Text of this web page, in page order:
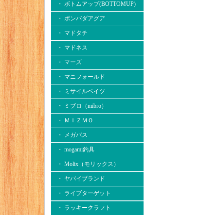
・ ボトムアップ(BOTTOMUP)
・ ボンバダアグア
・ マドタチ
・ マドネス
・ マーズ
・ マニフォールド
・ ミサイルベイツ
・ ミブロ（mibro）
・ ＭＩＺＭＯ
・ メガバス
・ mogami釣具
・ Molix（モリックス）
・ ヤバイブランド
・ ライブターゲット
・ ラッキークラフト